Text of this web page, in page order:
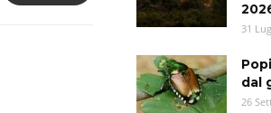
31
dal
26